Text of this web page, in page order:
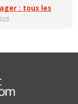
: tous les